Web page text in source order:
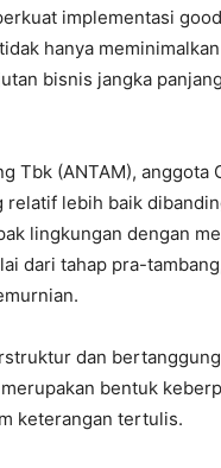
implementasi
hanya
bisnis jangka
Tbk (ANTAM), anggota
lebih baik
lingkungan dengan
dari tahap pra-
dan
bentuk
keterangan tertulis.